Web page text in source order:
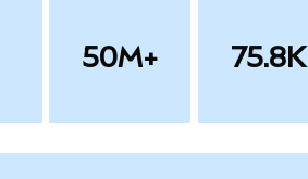
50M+ 75.8K